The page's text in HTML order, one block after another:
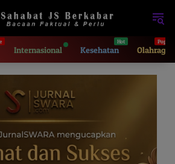
Internasional Kesehatan Olahraga